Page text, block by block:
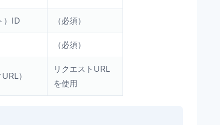
）ID （必須）
（必須）
）
リクエストURL
を使用